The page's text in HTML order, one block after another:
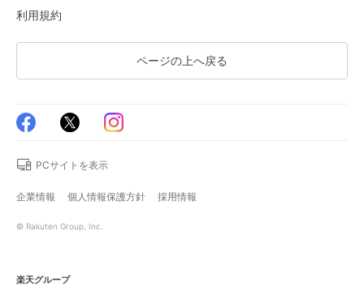
利用規約
ページの上へ戻る
PCサイトを表示
企業情報 個人情報保護方針 採用情報
© Rakuten Group, Inc.
楽天グループ